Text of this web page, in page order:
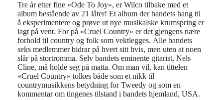
Tre år etter fine «Ode To Joy», er Wilco tilbake med et
album bestående av 21 låter! Et album der bandets hang til
å eksperimentere og prøve ut nye musikalske krumspring er
lagt på vent. For på «Cruel Country» er det gjengens nære
forhold til country og folk som vektlegges. Alle bandets
seks medlemmer bidrar på hvert sitt hvis, men uten at noen
slår på stortromma. Selv bandets eminente gitarist, Nels
Cline, må holde seg på matta. Om man vil, kan tittelen
«Cruel Country» tolkes både som et nikk til
countrymusikkens betydning for Tweedy og som en
kommentar om tingenes tilstand i bandets hjemland, USA.